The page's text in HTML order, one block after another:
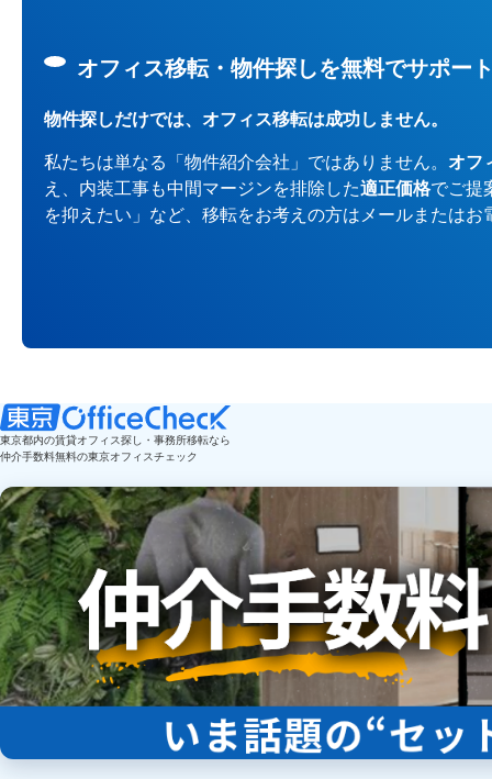
オフィス移転・物件探しを無料でサポー
物件探しだけでは、オフィス移転は成功しません。
私たちは単なる「物件紹介会社」ではありません。 オフ
え、内装工事も中間マージンを排除した適正価格でご提
を抑えたい」など、移転をお考えの方はメールまたは
東京都内の賃貸オフィス探し・事務所移転なら
仲介手数料無料の東京オフィスチェック